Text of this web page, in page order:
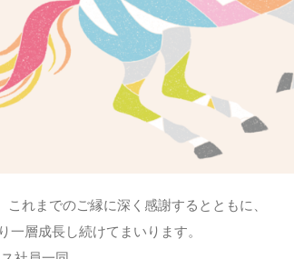
れまでのご縁に深く感謝するとともに、
層成長し続けてまいります。